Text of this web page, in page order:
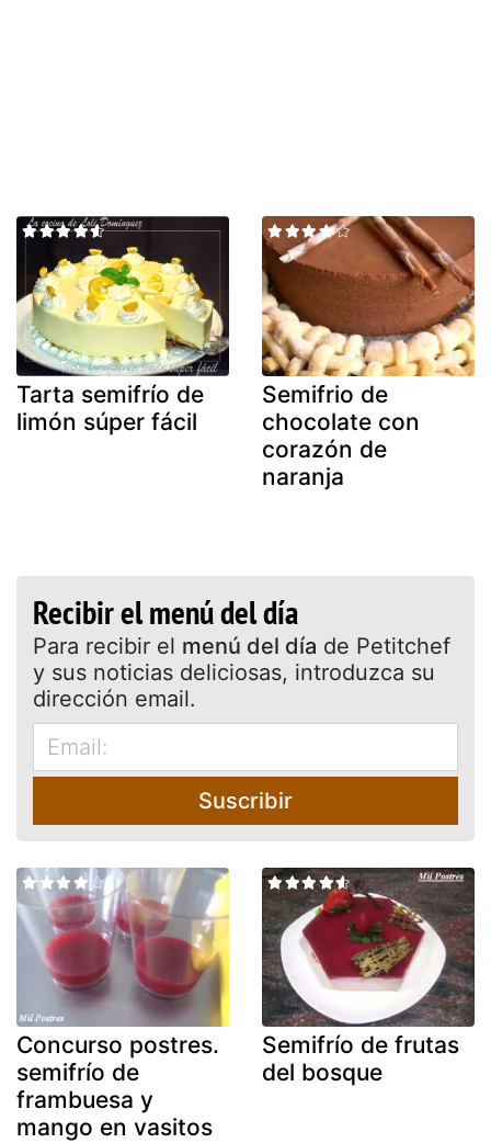
Tarta semifrío de
limón súper fácil
Semifrio de
chocolate con
corazón de
naranja
Recibir el menú del día
Para recibir el menú del día de Petitchef
y sus noticias deliciosas, introduzca su
dirección email.
Suscribir
Concurso postres.
semifrío de
frambuesa y
mango en vasitos
Semifrío de frutas
del bosque